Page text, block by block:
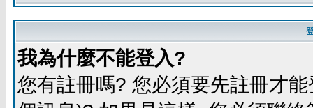
我為什麼不能登入?
您有註冊嗎? 您必須要先註冊才